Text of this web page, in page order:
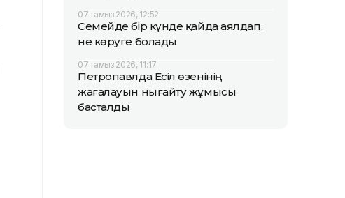
07 тамыз 2026, 12:52
Семейде бір күнде қайда аялдап,
не көруге болады
07 тамыз 2026, 11:17
Петропавлда Есіл өзенінің
жағалауын нығайту жұмысы
басталды